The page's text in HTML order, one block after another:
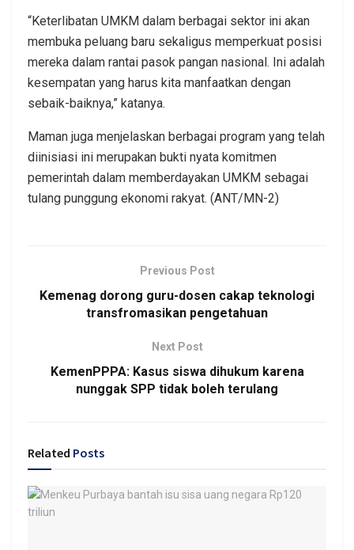
“Keterlibatan UMKM dalam berbagai sektor ini akan
membuka peluang baru sekaligus memperkuat posisi
mereka dalam rantai pasok pangan nasional. Ini adalah
kesempatan yang harus kita manfaatkan dengan
sebaik-baiknya,” katanya.
Maman juga menjelaskan berbagai program yang telah
diinisiasi ini merupakan bukti nyata komitmen
pemerintah dalam memberdayakan UMKM sebagai
tulang punggung ekonomi rakyat. (ANT/MN-2)
Previous Post
Kemenag dorong guru-dosen cakap teknologi
transfromasikan pengetahuan
Next Post
KemenPPPA: Kasus siswa dihukum karena
nunggak SPP tidak boleh terulang
Related Posts